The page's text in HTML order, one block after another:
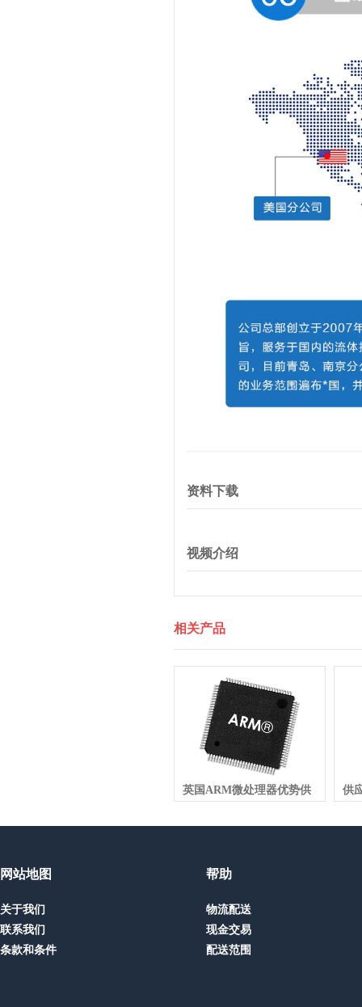
资料下载
视频介绍
相关产品
英国ARM微处理器优势供
供
网站地图
关于我们
联系我们
条款和条件
帮助
物流配送
现金交易
配送范围